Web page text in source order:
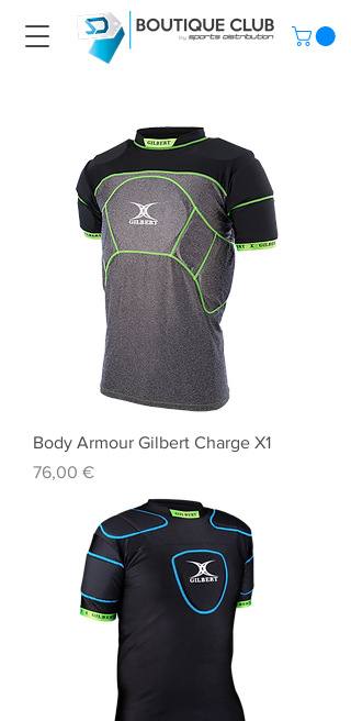
Body Armour Gilbert Charge X1
Prix
76,00 €